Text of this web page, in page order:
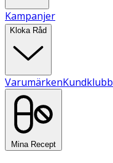
Kampanjer
Kloka Råd
VarumärkenKundklubb
Mina Recept